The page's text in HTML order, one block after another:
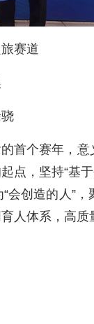
赛道
首个赛年，
点，坚持“基
会创造的人”
人体系，高